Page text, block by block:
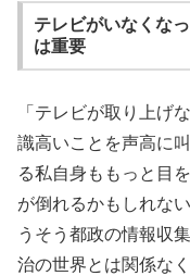
テレビがいなくな
は重要
「テレビが取り上げ
識高いことを声高に
る私自身ももっと目
が倒れるかもしれな
うそう都政の情報収
治の世界とは関係な